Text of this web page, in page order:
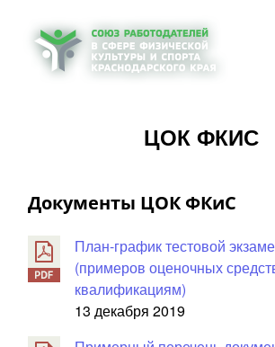
ЦОК ФКИС
Документы ЦОК ФКиС
План-график тестовой
(примеров оценочных
квалификациям)
13 декабря 2019